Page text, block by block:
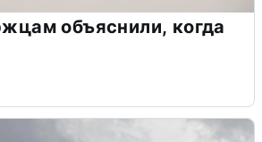
объяснили, когда